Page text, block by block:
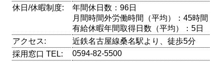
休日/休暇制度:
年間休日数：96日
月間時間外労働時間（平均）：45時間
有給休暇年間取得日数（平均）：5日
アクセス:
近鉄名古屋線桑名駅より、徒歩5分
採用窓口 TEL:
0594‐82‐5500